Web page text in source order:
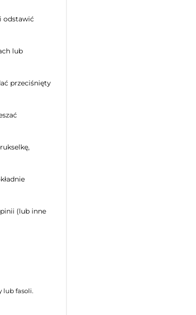
odstawić
lub
przeciśnięty
(lub inne
lub fasoli.